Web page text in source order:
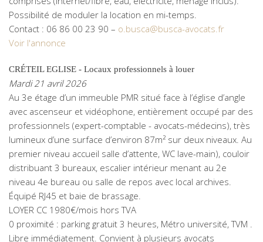
Possibilité de moduler la location en mi-temps.
Contact : 06 86 00 23 90 – o.busca@busca-avocats.fr
Voir l'annonce
CRÉTEIL EGLISE - Locaux professionnels à louer
Mardi 21 avril 2026
Au 3e étage d’un immeuble PMR situé face à l’église d’angle
avec ascenseur et vidéophone, entièrement occupé par des
professionnels (expert-comptable - avocats-médecins), très
lumineux d’une surface d’environ 87m² sur deux niveaux. Au
premier niveau accueil salle d’attente, WC lave-main), couloir
distribuant 3 bureaux, escalier intérieur menant au 2e
niveau 4e bureau ou salle de repos avec local archives.
Équipé RJ45 et baie de brassage.
LOYER CC 1980€/mois hors TVA
0 proximité : parking gratuit 3 heures, Métro université, TVM .
Libre immédiatement. Convient à plusieurs avocats